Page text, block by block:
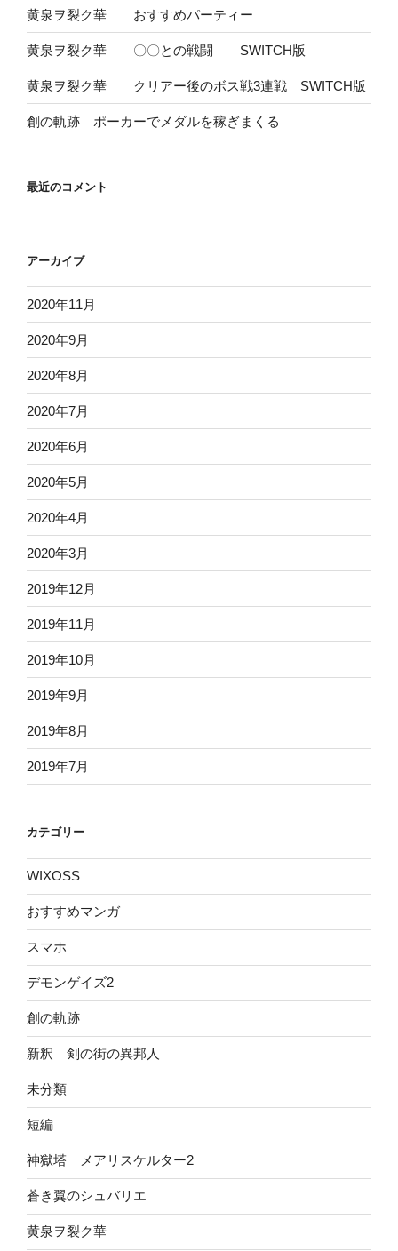
黄泉ヲ裂ク華 おすすめパーティー
黄泉ヲ裂ク華 〇〇との戦闘 SWITCH版
黄泉ヲ裂ク華 クリアー後のボス戦3連戦 SWITCH版
創の軌跡 ポーカーでメダルを稼ぎまくる
最近のコメント
アーカイブ
2020年11月
2020年9月
2020年8月
2020年7月
2020年6月
2020年5月
2020年4月
2020年3月
2019年12月
2019年11月
2019年10月
2019年9月
2019年8月
2019年7月
カテゴリー
WIXOSS
おすすめマンガ
スマホ
デモンゲイズ2
創の軌跡
新釈 剣の街の異邦人
未分類
短編
神獄塔 メアリスケルター2
蒼き翼のシュバリエ
黄泉ヲ裂ク華